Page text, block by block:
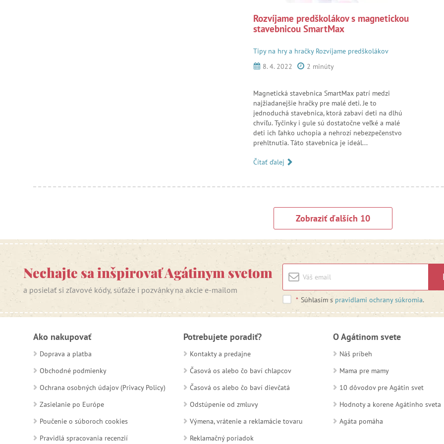
Rozvíjame predškolákov s magnetickou
stavebnicou SmartMax
Tipy na hry a hračky Rozvíjame predškolákov
8. 4. 2022
2 minúty
Magnetická stavebnica SmartMax patrí medzi
najžiadanejšie hračky pre malé deti. Je to
jednoduchá stavebnica, ktorá zabaví deti na dlhú
chvíľu. Tyčinky i gule sú dostatočne veľké a malé
deti ich ľahko uchopia a nehrozí nebezpečenstvo
prehltnutia. Táto stavebnica je ideál...
Čítať ďalej
Nechajte sa inšpirovať Agátinym svetom
a posielať si zľavové kódy, súťaže i pozvánky na akcie e-mailom
* Súhlasím s pravidlami ochrany súkromia.
Ako nakupovať
Doprava a platba
Obchodné podmienky
Ochrana osobných údajov (Privacy Policy)
Zasielanie po Európe
Poučenie o súboroch cookies
Pravidlá spracovania recenzií
Potrebujete poradiť?
Kontakty a predajne
Časová os alebo čo baví chlapcov
Časová os alebo čo baví dievčatá
Odstúpenie od zmluvy
Výmena, vrátenie a reklamácie tovaru
Reklamačný poriadok
O Agátinom svete
Náš príbeh
Mama pre mamy
10 dôvodov pre Agátin svet
Hodnoty a korene Agátinho sveta
Agáta pomáha